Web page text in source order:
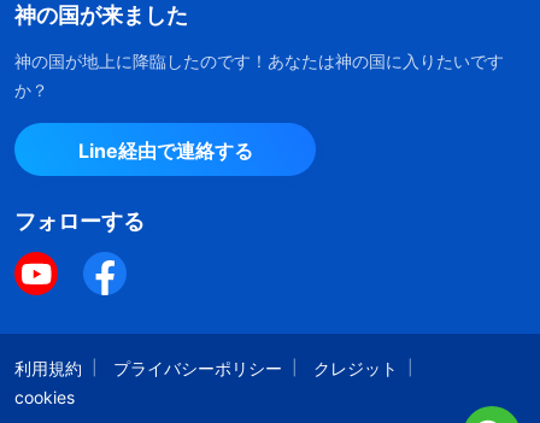
神の国が来ました
神の国が地上に降臨したのです！あなたは神の国に入りたいです
か？
Line経由で連絡する
フォローする
利用規約 プライバシーポリシー
クレジット
cookies